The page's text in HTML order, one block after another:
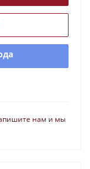
нам и мы